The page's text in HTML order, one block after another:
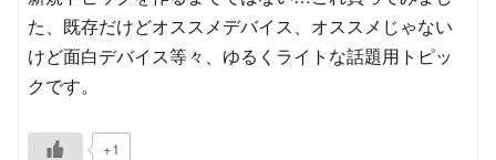
た、既存だけどオススメデバイス、オススメじゃない
けど面白デバイス等々、ゆるくライトな話題用トピッ
クです。
+1